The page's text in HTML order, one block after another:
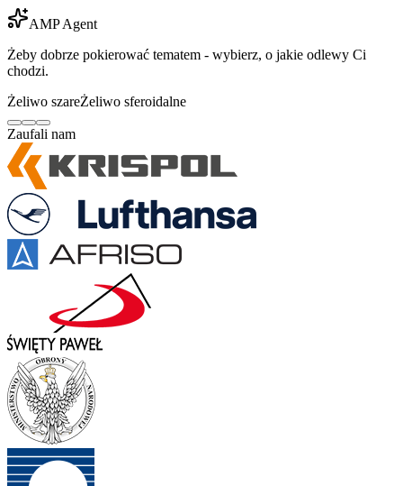
AMP Agent
Żeby dobrze pokierować tematem - wybierz, o jakie odlewy Ci
chodzi.
Żeliwo szareŻeliwo sferoidalne
Zaufali nam